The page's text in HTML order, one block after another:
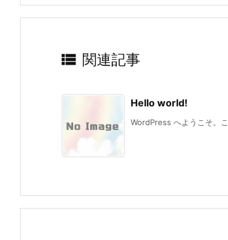
 関連記事
Hello world!
WordPress へようこそ。